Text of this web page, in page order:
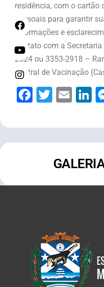
residência, com o cartão
pessoais para garantir
informações e
contato com a
2624 ou 3353-2918 –
Central de Vacinação
Facebook
Twitter